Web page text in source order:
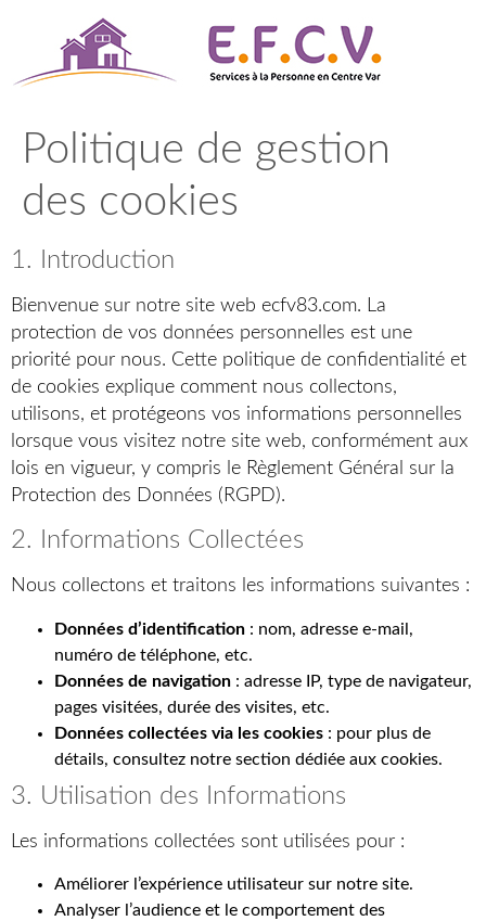
Politique de gestion
des cookies
1. Introduction
Bienvenue sur notre site web ecfv83.com. La
protection de vos données personnelles est une
priorité pour nous. Cette politique de confidentialité et
de cookies explique comment nous collectons,
utilisons, et protégeons vos informations personnelles
lorsque vous visitez notre site web, conformément aux
lois en vigueur, y compris le Règlement Général sur la
Protection des Données (RGPD).
2. Informations Collectées
Nous collectons et traitons les informations suivantes :
Données d’identification : nom, adresse e-mail,
numéro de téléphone, etc.
Données de navigation : adresse IP, type de navigateur,
pages visitées, durée des visites, etc.
Données collectées via les cookies : pour plus de
détails, consultez notre section dédiée aux cookies.
3. Utilisation des Informations
Les informations collectées sont utilisées pour :
Améliorer l’expérience utilisateur sur notre site.
Analyser l’audience et le comportement des